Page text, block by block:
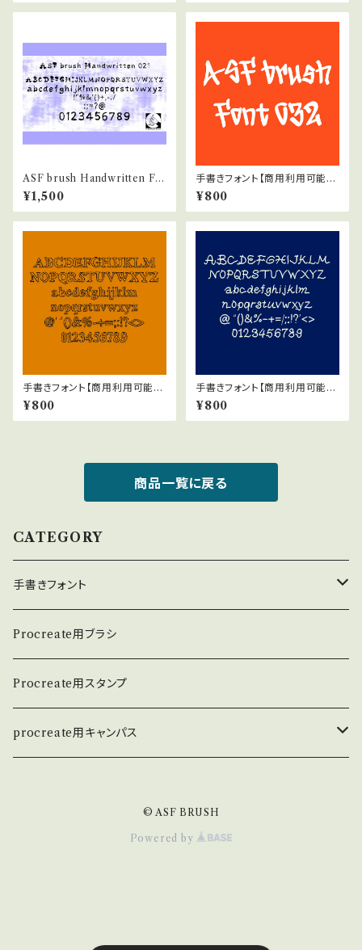
ASF brush Handwritten Fo
nt 021
¥1,500
手書きフォント【商用利用可能】0
32
¥800
手書きフォント【商用利用可能】0
47
¥800
手書きフォント【商用利用可能】0
40
¥800
商品一覧に戻る
CATEGORY
手書きフォント
英数学フォント
日本語フォント
Procreate用ブラシ
Procreate用スタンプ
procreate用キャンパス
© ASF BRUSH
Powered by